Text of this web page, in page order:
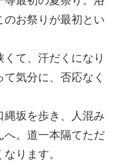
お祭りが最初とい
て、汗だくになり
気分に、否応なく
坂を歩き、人混み
へ。道一本隔てただ
ります。